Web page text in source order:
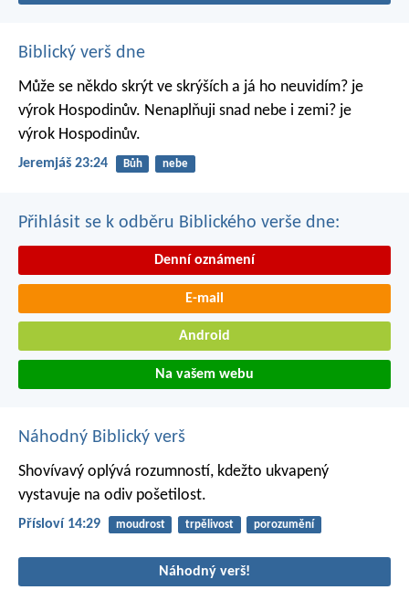
Biblický verš dne
Může se někdo skrýt ve skrýších a já ho neuvidím? je
výrok Hospodinův. Nenaplňuji snad nebe i zemi? je
výrok Hospodinův.
Jeremjáš 23:24 Bůh nebe
Přihlásit se k odběru Biblického verše dne:
Denní oznámení
E-mail
Android
Na vašem webu
Náhodný Biblický verš
Shovívavý oplývá rozumností, kdežto ukvapený
vystavuje na odiv pošetilost.
Přísloví 14:29 moudrost trpělivost porozumění
Náhodný verš!